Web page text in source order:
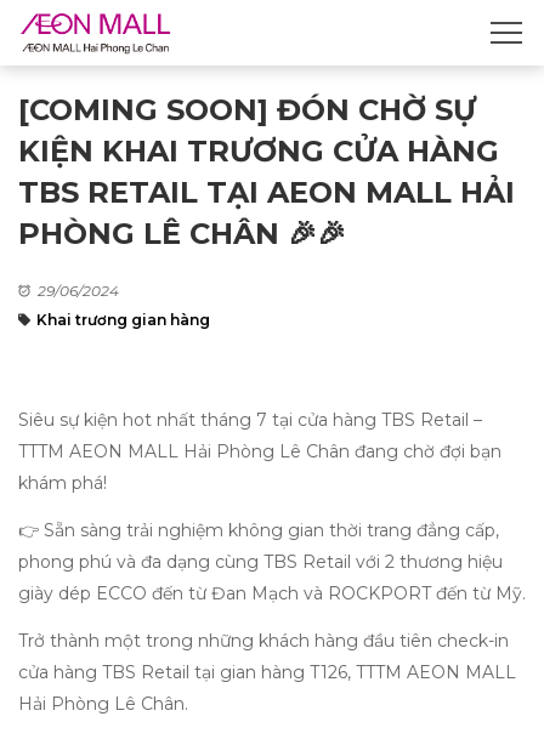
[COMING SOON] ĐÓN CHỜ SỰ
KIỆN KHAI TRƯƠNG CỬA HÀNG
TBS RETAIL TẠI AEON MALL HẢI
PHÒNG LÊ CHÂN 🎉🎉
29/06/2024
Khai trương gian hàng
Siêu sự kiện hot nhất tháng 7 tại cửa hàng TBS Retail –
TTTM AEON MALL Hải Phòng Lê Chân đang chờ đợi bạn
khám phá!
👉 Sẵn sàng trải nghiệm không gian thời trang đẳng cấp,
phong phú và đa dạng cùng TBS Retail với 2 thương hiệu
giày dép ECCO đến từ Đan Mạch và ROCKPORT đến từ Mỹ.
Trở thành một trong những khách hàng đầu tiên check-in
cửa hàng TBS Retail tại gian hàng T126, TTTM AEON MALL
Hải Phòng Lê Chân.